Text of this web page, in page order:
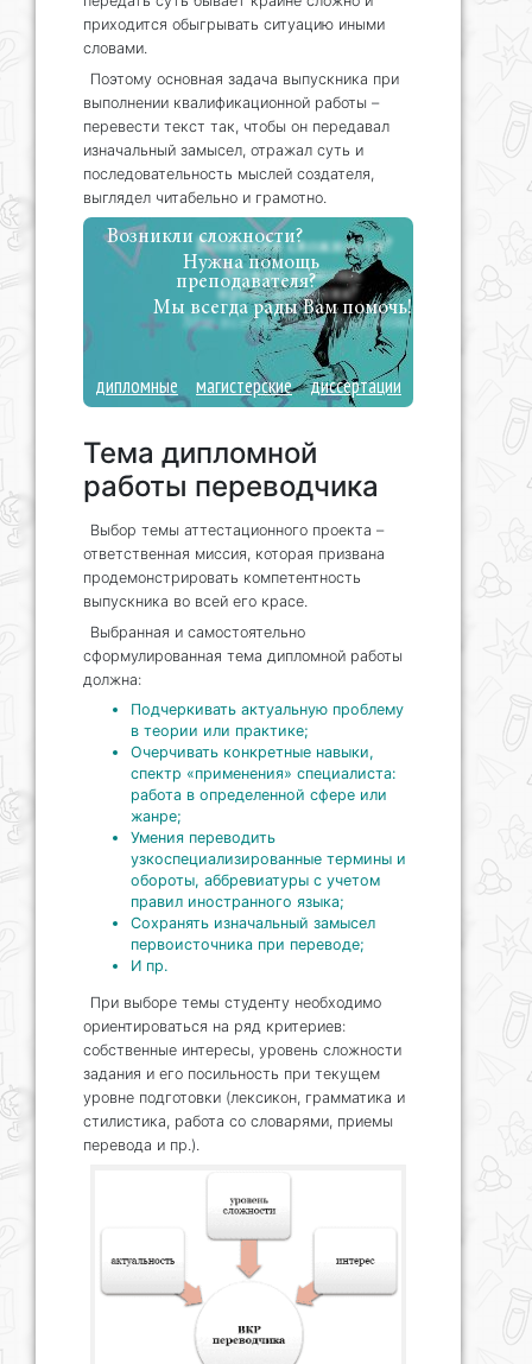
приходится обыгрывать ситуацию иными
словами.
Поэтому основная задача выпускника при
выполнении квалификационной работы –
перевести текст так, чтобы он передавал
изначальный замысел, отражал суть и
последовательность мыслей создателя,
выглядел читабельно и грамотно.
Возникли сложности?
Нужна помощь
преподавателя?
Мы всегда рады Вам помочь!
дипломные магистерские диссертации
Тема дипломной
работы переводчика
Выбор темы аттестационного проекта –
ответственная миссия, которая призвана
продемонстрировать компетентность
выпускника во всей его красе.
Выбранная и самостоятельно
сформулированная тема дипломной работы
должна:
Подчеркивать актуальную проблему
в теории или практике;
Очерчивать конкретные навыки,
спектр «применения» специалиста:
работа в определенной сфере или
жанре;
Умения переводить
узкоспециализированные термины и
обороты, аббревиатуры с учетом
правил иностранного языка;
Сохранять изначальный замысел
первоисточника при переводе;
И пр.
При выборе темы студенту необходимо
ориентироваться на ряд критериев:
собственные интересы, уровень сложности
задания и его посильность при текущем
уровне подготовки (лексикон, грамматика и
стилистика, работа со словарями, приемы
перевода и пр.).